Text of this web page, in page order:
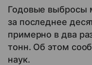
Годовые выбросы
за последнее
примерно в два
тонн. Об этом
наук.